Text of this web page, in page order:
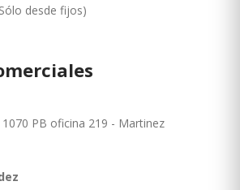
desde fijos)
PB oficina 219 - Martinez